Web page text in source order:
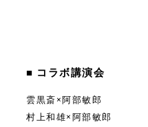
■ コラボ講演会
雲黒斎×阿部敏郎
村上和雄×阿部敏郎